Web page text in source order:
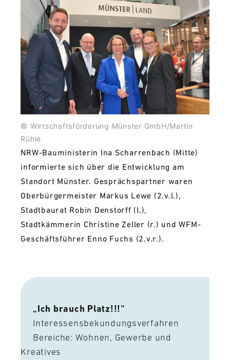
© Wirtschaftsförderung Münster GmbH/Martin
Rühle
NRW-Bauministerin Ina Scharrenbach (Mitte)
informierte sich über die Entwicklung am
Standort Münster. Gesprächspartner waren
Oberbürgermeister Markus Lewe (2.v.l.),
Stadtbaurat Robin Denstorff (l.),
Stadtkämmerin Christine Zeller (r.) und WFM-
Geschäftsführer Enno Fuchs (2.v.r.).
„Ich brauch Platz!!!“
Interessensbekundungsverfahren
Bereiche: Wohnen, Gewerbe und
Kreatives